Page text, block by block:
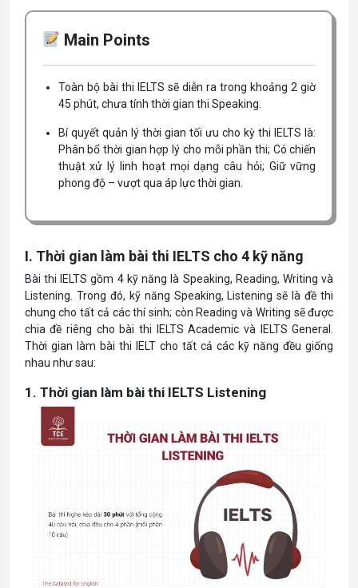
Main Points
Toàn bộ bài thi IELTS sẽ diễn ra trong khoảng 2 giờ
45 phút, chưa tính thời gian thi Speaking.
Bí quyết quản lý thời gian tối ưu cho kỳ thi IELTS là:
Phân bổ thời gian hợp lý cho mỗi phần thi; Có chiến
thuật xử lý linh hoạt mọi dạng câu hỏi; Giữ vững
phong độ – vượt qua áp lực thời gian.
I. Thời gian làm bài thi IELTS cho 4 kỹ năng
Bài thi IELTS gồm 4 kỹ năng là Speaking, Reading, Writing và
Listening. Trong đó, kỹ năng Speaking, Listening sẽ là đề thi
chung cho tất cả các thí sinh; còn Reading và Writing sẽ được
chia đề riêng cho bài thi IELTS Academic và IELTS General.
Thời gian làm bài thi IELT cho tất cả các kỹ năng đều giống
nhau như sau:
1. Thời gian làm bài thi IELTS Listening